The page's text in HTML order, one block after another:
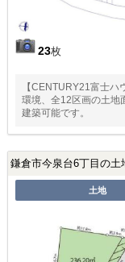
23枚
【CENTURY21富士
環境、全12区画の土地
建築可能です。
鎌倉市今泉台6丁目の土
土地